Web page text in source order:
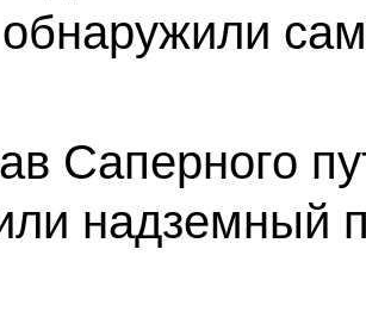
Саперного
надземный